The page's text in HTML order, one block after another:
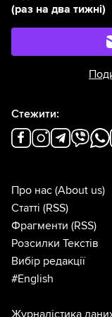
(раз на два тижні)
Стежити:
Про нас (About us)
Статті (RSS)
Фрагменти (RSS)
Розсилки Текстів
Вибір редакції
#English
Журналістика